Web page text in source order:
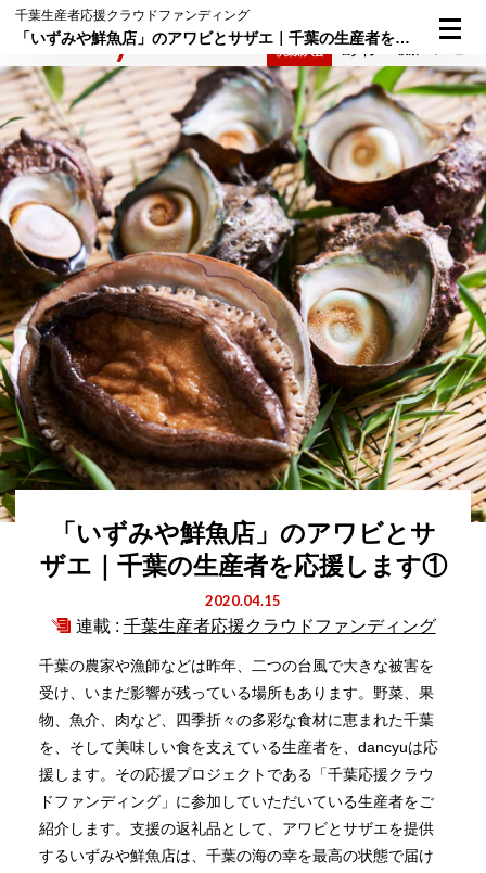
千葉生産者応援クラウドファンディング
「いずみや鮮魚店」のアワビとサザエ｜千葉の生産者を応援します①
「いずみや鮮魚店」のアワビとサ
ザエ｜千葉の生産者を応援します①
2020.04.15
連載 : 千葉生産者応援クラウドファンディング
千葉の農家や漁師などは昨年、二つの台風で大きな被害を
受け、いまだ影響が残っている場所もあります。野菜、果
物、魚介、肉など、四季折々の多彩な食材に恵まれた千葉
を、そして美味しい食を支えている生産者を、dancyuは応
援します。その応援プロジェクトである「千葉応援クラウ
ドファンディング」に参加していただいている生産者をご
紹介します。支援の返礼品として、アワビとサザエを提供
するいずみや鮮魚店は、千葉の海の幸を最高の状態で届け